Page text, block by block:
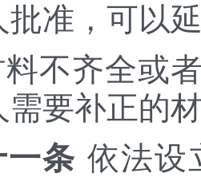
批准，可以
不齐全或
需要补正的
一条 依法设